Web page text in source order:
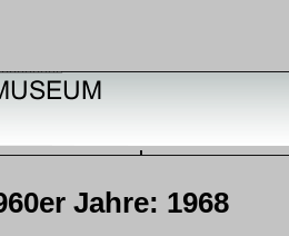
Jahre: 1968